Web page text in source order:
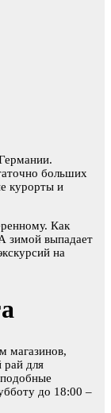
больших
курорты и
Как
зимой выпадает
на
магазинов,
рай для
до 18:00 –